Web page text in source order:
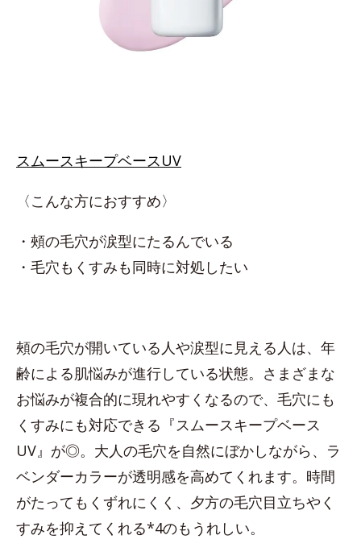
スムースキープベースUV
〈こんな方におすすめ〉
・頰の毛穴が涙型にたるんでいる
・毛穴もくすみも同時に対処したい
頰の毛穴が開いている人や涙型に見える人は、年
齢による肌悩みが進行している状態。さまざまな
お悩みが複合的に現れやすくなるので、毛穴にも
くすみにも対応できる『スムースキープベース
UV』が◎。大人の毛穴を自然にぼかしながら、ラ
ベンダーカラーが透明感を高めてくれます。時間
がたってもくずれにくく、夕方の毛穴目立ちやく
すみを抑えてくれる*4のもうれしい。